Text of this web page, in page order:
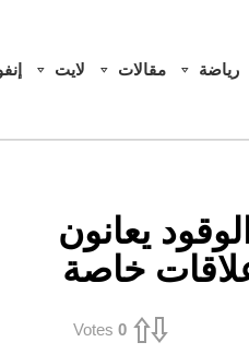
رياضة مقالات لايت
يعانون
خاصة
0
Votes